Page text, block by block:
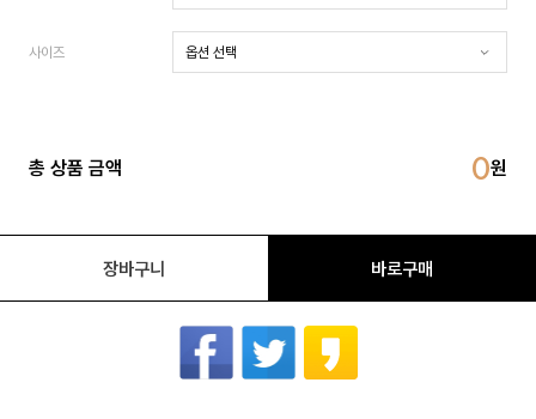
사이즈
총 상품 금액 0
장바구니 바로구매